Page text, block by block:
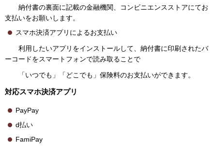
納付書の裏面に記載の金融機関、コンビニエンスストアにてお
支払いをお願いします。
スマホ決済アプリによるお支払い
利用したいアプリをインストールして、納付書に印刷されたバ
ーコードをスマートフォンで読み取ることで
「いつでも」「どこでも」保険料のお支払いができます。
対応スマホ決済アプリ
PayPay
d払い
FamiPay